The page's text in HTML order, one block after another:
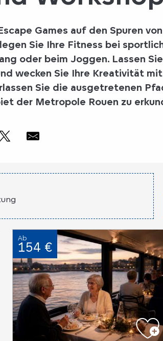
Games auf den Spuren
Sie Ihre Fitness bei
oder beim Joggen. Lassen
wecken Sie Ihre Kreativität
Sie die ausgetretenen
der Metropole Rouen zu
Ab
154 €